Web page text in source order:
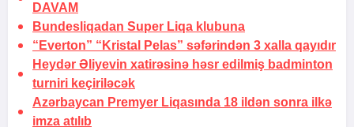
DAVAM
Bundesliqadan Super Liqa klubuna
“Everton” “Kristal Pelas” səfərindən 3 xalla qayıdır
Heydər Əliyevin xatirəsinə həsr edilmiş badminton
turniri keçiriləcək
Azərbaycan Premyer Liqasında 18 ildən sonra ilkə
imza atılıb